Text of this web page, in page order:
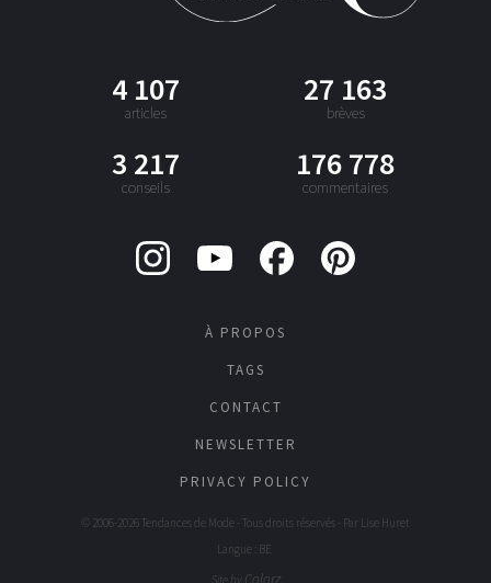
4 107
articles
27 163
brèves
3 217
conseils
176 778
commentaires
À PROPOS
TAGS
CONTACT
NEWSLETTER
PRIVACY POLICY
© 2006-2026 Tendances de Mode - Tous droits réservés - Par Lise Huret
Langue : BE
Site by Colorz